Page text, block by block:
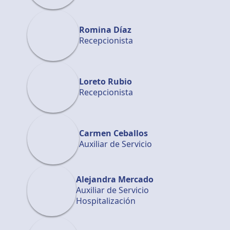
Romina Díaz
Recepcionista
Loreto Rubio
Recepcionista
Carmen Ceballos
Auxiliar de Servicio
Alejandra Mercado
Auxiliar de Servicio
Hospitalización